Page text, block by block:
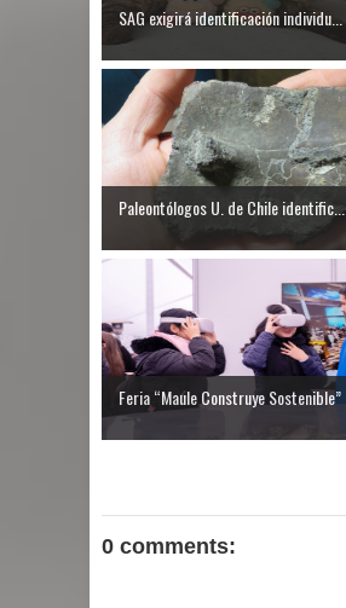
SAG exigirá identificación individu...
Paleontólogos U. de Chile identific...
Feria “Maule Construye Sostenible” ...
0 comments: